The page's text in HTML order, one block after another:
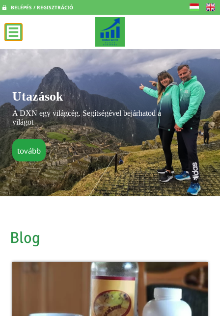
BELÉPÉS / REGISZTRÁCIÓ
Utazások
A DXN egy világcég. Segítségével bejárhatod a
világot
tovább
Blog